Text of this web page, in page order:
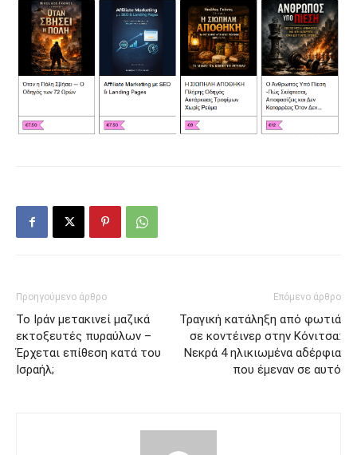
Προηγούμενο άρθρο
Το Ιράν μετακινεί μαζικά
εκτοξευτές πυραύλων –
Έρχεται επίθεση κατά του
Ισραήλ;
Επόμενο άρθρο
Τραγική κατάληξη από φωτιά
σε κοντέινερ στην Κόνιτσα:
Νεκρά 4 ηλικιωμένα αδέρφια
που έμεναν σε αυτό